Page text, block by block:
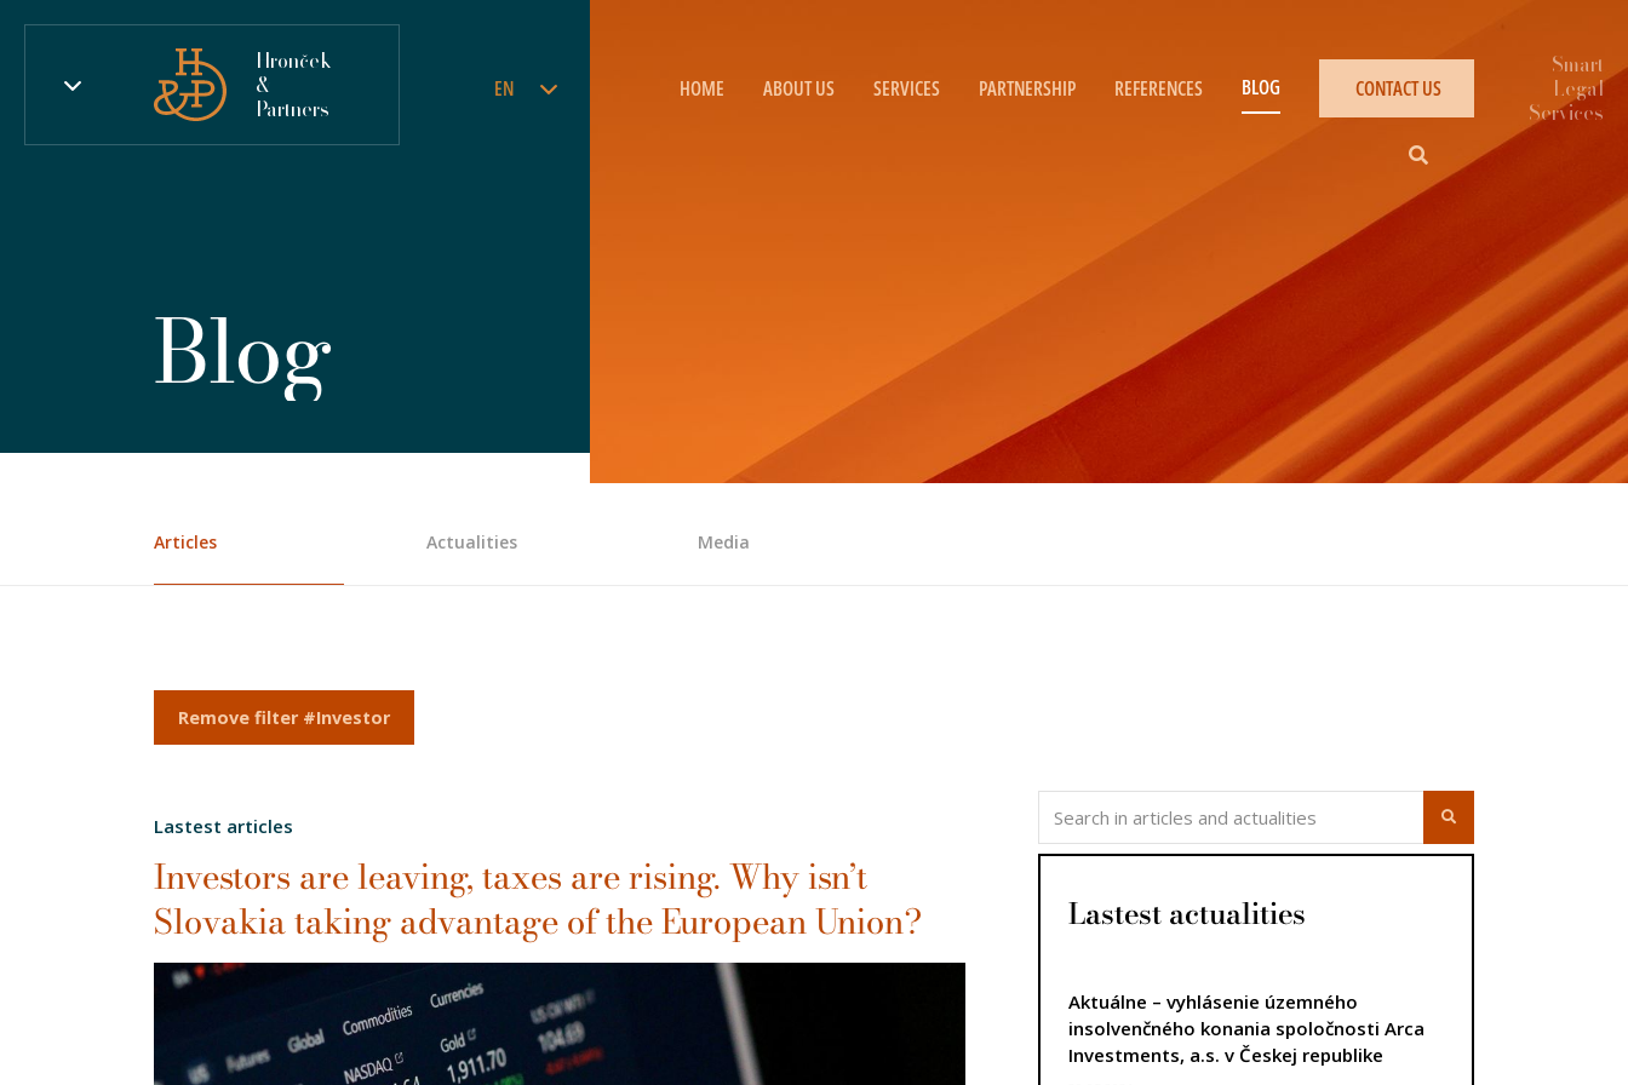
Hronček
&
Partners
EN HOME ABOUT US SERVICES PARTNERSHIP REFERENCES BLOG CONTACT US
Blog
Articles Actualities Media
Remove filter #Investor
Lastest articles
Investors are leaving, taxes are rising. Why isn’t
Slovakia taking advantage of the European Union?
Lastest actualities
Aktuálne – vyhlásenie územného
insolvenčného konania spoločnosti Arca
Investments, a.s. v Českej republike